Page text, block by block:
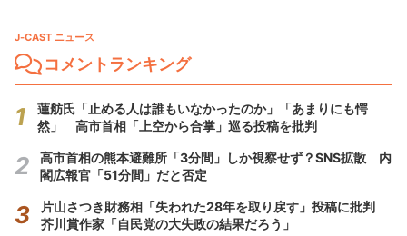
J-CAST ニュース
コメントランキング
蓮舫氏「止める人は誰もいなかったのか」「あまりにも愕
然」 高市首相「上空から合掌」巡る投稿を批判
高市首相の熊本避難所「3分間」しか視察せず？SNS拡散 内
閣広報官「51分間」だと否定
片山さつき財務相「失われた28年を取り戻す」投稿に批判
芥川賞作家「自民党の大失政の結果だろう」